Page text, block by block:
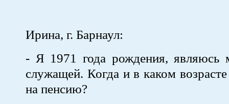
Ирина, г. Барнаул:
- Я 1971 года рождения, являюсь
служащей. Когда и в каком
на пенсию?